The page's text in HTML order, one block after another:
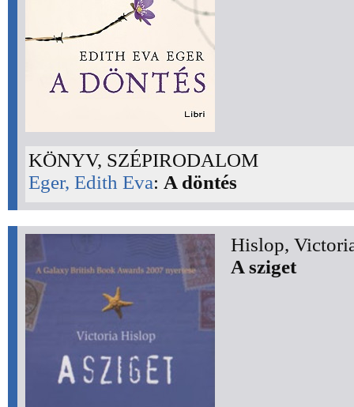
KÖNYV, SZÉPIRODALOM
Eger, Edith Eva: A döntés
Hislop,
A sziget